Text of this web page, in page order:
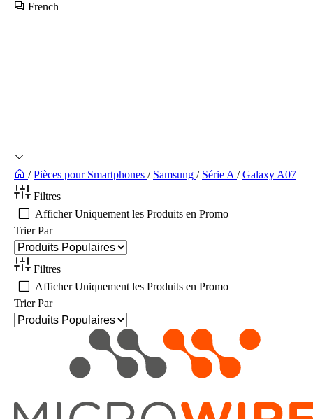
French
/ Pièces pour Smartphones / Samsung / Série A/ Galaxy A07
Filtres
Afficher Uniquement les Produits en Promo
Trier Par
Filtres
Afficher Uniquement les Produits en Promo
Trier Par